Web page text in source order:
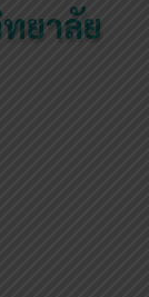
ยาลัย